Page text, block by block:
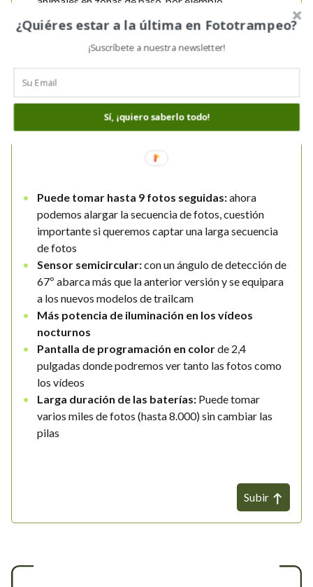
Vídeos de alta calidad (HD) con sonido:
gran diferencia entre un vídeo de calidad HD y otro
de calidad inferior. Compruébalo tú mismo en estos
dos vídeos:
Puede tomar hasta 9 fotos seguidas:ahora
podemos alargar la secuencia de fotos, cuestión
importante si queremos captar una larga secuencia
de fotos
Sensor semicircular:con un ángulo de detección de
67º abarca más que la anterior versión y se equipara
a los nuevos modelos de trailcam
Más potencia de iluminación en los vídeos
nocturnos
Pantalla de programación en colorde 2,4
pulgadas donde podremos ver tanto las fotos como
los vídeos
Larga duración de las baterías: Puede tomar
varios miles de fotos (hasta 8.000) sin cambiar las
pilas
Subir
¿Quiéres estar a la última en Fototrampeo?
¡Suscríbete a nuestra newsletter!
Sí, ¡quiero saberlo todo!